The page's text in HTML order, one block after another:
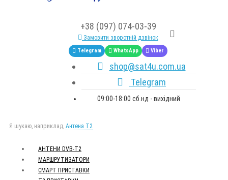
+38 (097) 074-03-39
Замовити зворотній дзвінок
Telegram WhatsApp Viber
shop@sat4u.com.ua
Telegram
09:00-18:00 сб.нд - вихідний
Я шукаю, наприклад, Антена Т2
АНТЕНИ DVB-Т2
МАРШРУТИЗАТОРИ
СМАРТ ПРИСТАВКИ